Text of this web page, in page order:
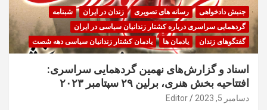
جنبش دادخواهی رسانه های تصویری زندان در ایران
شبنامه
گردهمایی سراسری درباره کشتار زندانیان سیاسی در ایران
گفتگوهای زندان
یادمان ها یادمان کشتار زندانیان سیاسی دهه شصت
اسناد و گزارش‌های نهمین گردهمایی سراسری:
افتتاحیه بخش هنری، برلین ۲۹ سپتامبر ۲۰۲۳
دسامبر 5, 2023 Editor